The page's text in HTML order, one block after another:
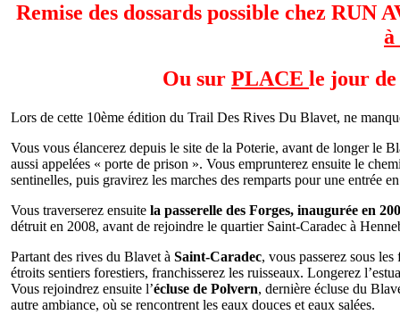
Remise des dossards possible chez
à
Ou sur PLACE le jour
Lors de cette 10ème édition du Trail Des Rives Du Blavet, ne
Vous vous élancerez depuis le site de la Poterie, avant de longer le
aussi appelées « porte de prison ». Vous emprunterez ensuite le
sentinelles, puis gravirez les marches des remparts pour une entrée
Vous traverserez ensuite la passerelle des Forges, inaugurée en
détruit en 2008, avant de rejoindre le quartier Saint-Caradec à
Partant des rives du Blavet à Saint-Caradec, vous passerez sous
étroits sentiers forestiers, franchisserez les ruisseaux. Longerez
Vous rejoindrez ensuite l’écluse de Polvern, dernière écluse du
autre ambiance, où se rencontrent les eaux douces et eaux salées.